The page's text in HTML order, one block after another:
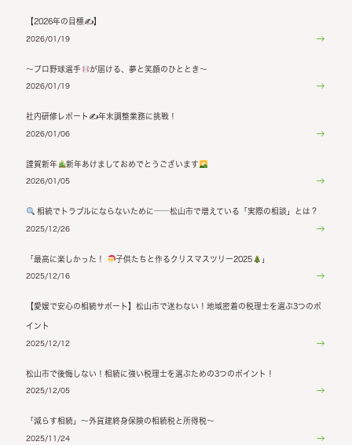
【2026年の目標✍】
2026/01/19
〜プロ野球選手 が届ける、夢と笑顔のひととき〜
2026/01/19
社内研修レポート✍年末調整業務に挑戦！
2026/01/06
謹賀新年 新年あけましておめでとうございます
2026/01/05
相続でトラブルにならないために──松山市で増えている「実際の相談」とは？
2025/12/26
「最高に楽しかった！ 子供たちと作るクリスマスツリー2025 」
2025/12/16
【愛媛で安心の相続サポート】松山市で迷わない！地域密着の税理士を選ぶ3つのポ
イント
2025/12/12
松山市で後悔しない！相続に強い税理士を選ぶための3つのポイント！
2025/12/05
「減らす相続」～外貨建終身保険の相続税と所得税～
2025/11/24